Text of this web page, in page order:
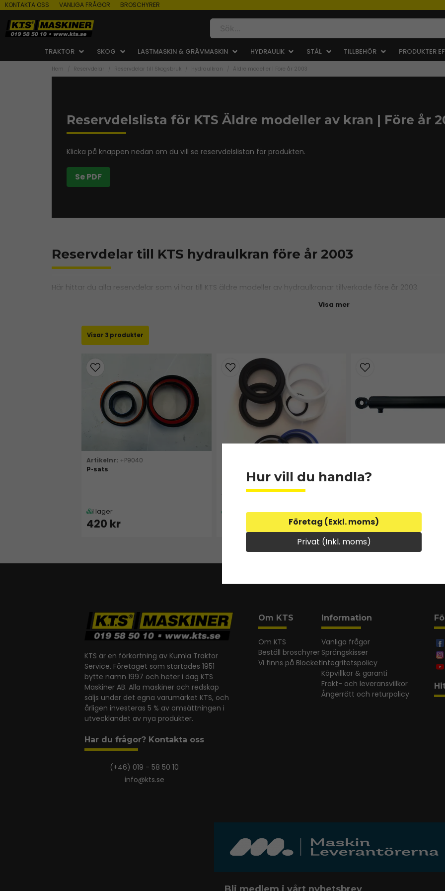
KONTAKTA OSS VANLIGA FRÅGOR BROSCHYRER
TRAKTOR SKOG LASTMASKIN & GRÄVMASKIN HYDRAULIK STÅL TILLBEHÖR PRODUKTER
Hem Reservdelar Reservdelar till Skogsbruk Hydraulkran Äldre modeller | Före år 2003
Reservdelslista för KTS Äldre modeller av kran | Före år
Klicka på knappen nedan om du vill se reservdelslistan för produkten.
Se PDF
Reservdelar till KTS hydraulkran före år 2003
Här hittar du alla reservdelar som vi har till KTS äldre modeller av hydraulkranar tillverkade före år 2003.
Visa mer
3 produkter
+P9040
P-sats
I lager
420 kr
+P5032
I lager Ej i lager
5 270 kr
Hur vill du handla?
Företag (Exkl. moms)
Privat (Inkl. moms)
KTS är en förkortning av Kumla Traktor
Service. Företaget som startades 1951
bytte namn 1997 och heter i dag KTS
Maskiner AB. Alla maskiner och redskap
säljs under det egna varumärket KTS, och
årligen investeras 5 % av omsättningen i
utvecklandet av nya produkter.
Har du frågor? Kontakta oss
(+46) 019 - 58 50 10
info@kts.se
Om KTS
Om KTS
Beställ broschyrer
Vi finns på Blocket
Information
Vanliga frågor
Sprängskisser
Integritetspolicy
Köpvillkor & garanti
Frakt- och leveransvillkor
Ångerrätt och returpolicy